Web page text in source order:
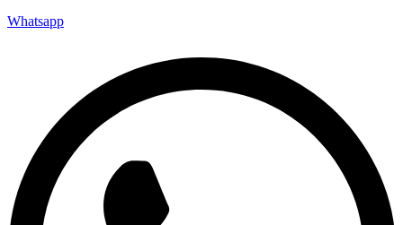
Whatsapp